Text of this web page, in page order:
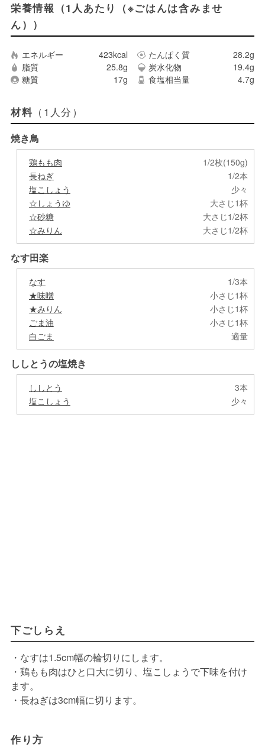
栄養情報（1人あたり（※ごはんは含みませ
ん））
エネルギー 423kcal たんぱく質
28.2g
脂質
25.8g 炭水化物
19.4g
糖質
17g 食塩相当量 4.7g
材料 （1人分）
焼き鳥
鶏もも肉
1/2枚(150g)
長ねぎ
1/2本
塩こしょう
少々
☆しょうゆ
大さじ1杯
☆砂糖
大さじ1/2杯
☆みりん
大さじ1/2杯
なす田楽
なす
1/3本
★味噌
小さじ1杯
★みりん
小さじ1杯
ごま油
小さじ1杯
白ごま
適量
ししとうの塩焼き
ししとう
3本
塩こしょう
少々
下ごしらえ
・なすは1.5cm幅の輪切りにします。
・鶏もも肉はひと口大に切り、塩こしょうで下味を付け
ます。
・長ねぎは3cm幅に切ります。
作り方